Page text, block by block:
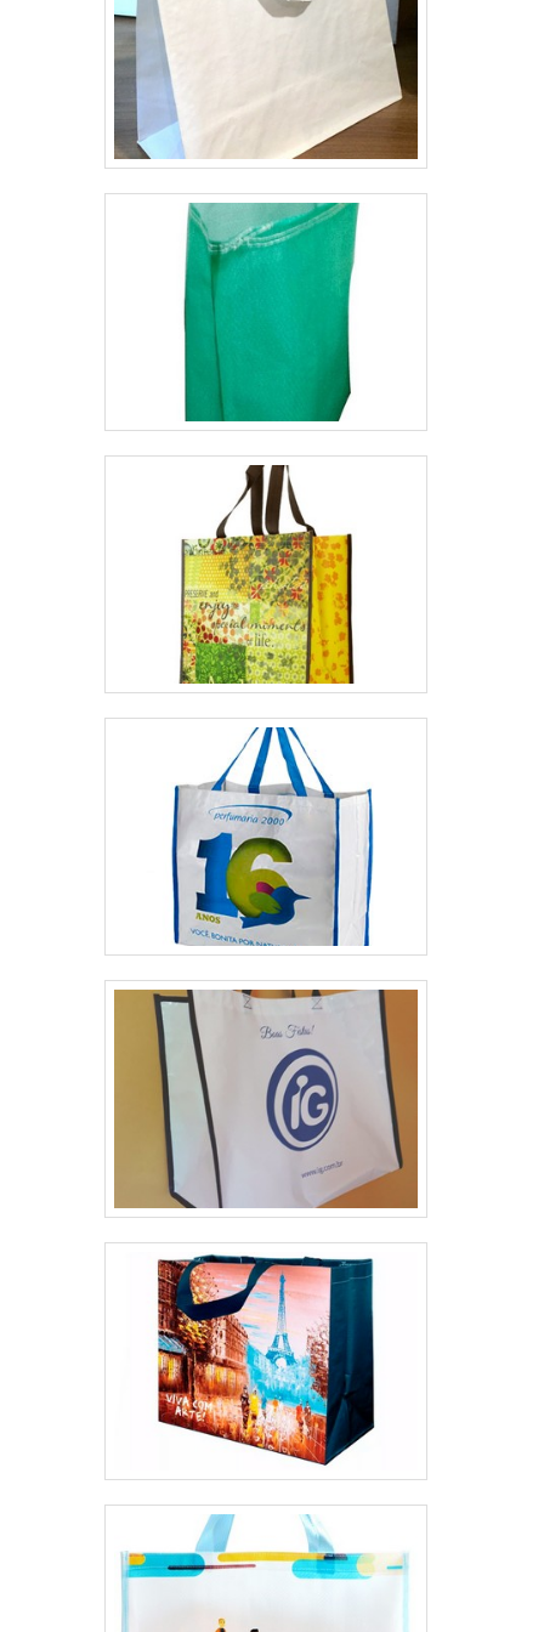
qualidade onde são realizadas as atividades;
Amplo catálogo de produtos disponíveis;
Equipamentos de última geração. QUALIDADE
COMPROVADA NO SEGMENTOSomente na
Brassac Comércio de Sacaria existe o que há
de melhor em onde comprar sacaria de ráfia.
Prezando pelo que há de mais moderno, traz
inovações e variedades em sacaria para
entulho e big bags para reciclagem.É
conhecida por ser uma empresa
comprometida com seus serviços e uma
empresa inovadora, padrões alcançados por
conter escritório de alta qualidade onde são
realizadas as atividades e rigorosos padrões
de qualidade exigidos no mercado nacional e
internacional. Tudo isso, unido a um time de
equipe multidisciplinar de consultores
associados e profissionais qualificados,
garantem uma entrega de excelência de